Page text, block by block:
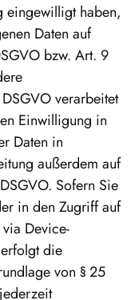
eingewilligt haben,
Daten auf
bzw. Art. 9
verarbeitet
Einwilligung in
Daten in
außerdem auf
Sofern Sie
in den Zugriff auf
Device-
die
von § 25